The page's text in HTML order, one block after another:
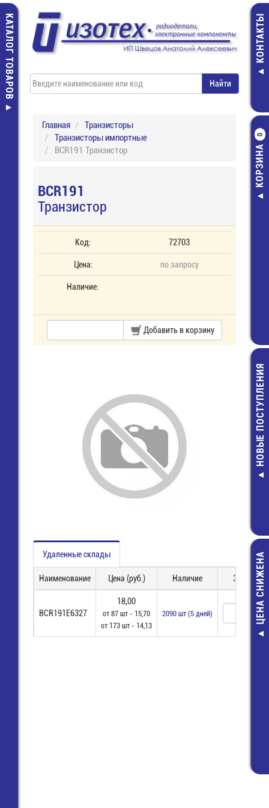
КАТАЛОГ ТОВАРОВ КОНТАКТЫ
КОРЗИНА
0
RNBL-2-4
"О" 4,3
2,5
НОВЫЕ ПОСТУПЛЕНИЯ
ЦЕНА СНИЖЕНА
Главная
Транзисторы
Транзисторы импортные
BCR191 Транзистор
BCR191
Транзистор
Код: 72703
Цена: по запросу
Наличие:
Добавить в корзину
Удаленные склады
Наименование Цена (руб.) Наличие Заказ
BCR191E6327
18,00
от 87 шт - 15,70
от 173 шт - 14,13
2090 шт (5 дней)